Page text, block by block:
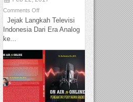
Comments Off
Jejak Langkah Televisi
Indonesia Dari Era Analog
ke...